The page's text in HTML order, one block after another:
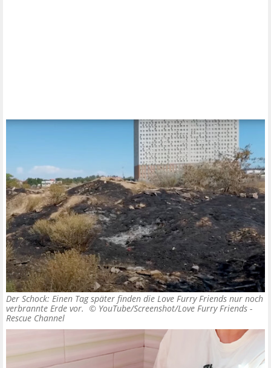
Der Schock: Einen Tag später finden die Love Furry Friends nur noch
verbrannte Erde vor. © YouTube/Screenshot/Love Furry Friends -
Rescue Channel